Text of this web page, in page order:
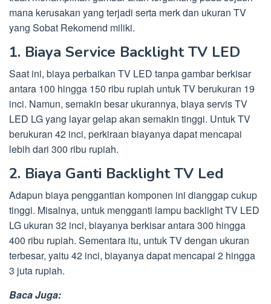
mana kerusakan yang terjadi serta merk dan ukuran TV
yang Sobat Rekomend miliki.
1. Biaya Service Backlight TV LED
Saat ini, biaya perbaikan TV LED tanpa gambar berkisar
antara 100 hingga 150 ribu rupiah untuk TV berukuran 19
inci. Namun, semakin besar ukurannya, biaya servis TV
LED LG yang layar gelap akan semakin tinggi. Untuk TV
berukuran 42 inci, perkiraan biayanya dapat mencapai
lebih dari 300 ribu rupiah.
2. Biaya Ganti Backlight TV Led
Adapun biaya penggantian komponen ini dianggap cukup
tinggi. Misalnya, untuk mengganti lampu backlight TV LED
LG ukuran 32 inci, biayanya berkisar antara 300 hingga
400 ribu rupiah. Sementara itu, untuk TV dengan ukuran
terbesar, yaitu 42 inci, biayanya dapat mencapai 2 hingga
3 juta rupiah.
Baca Juga: